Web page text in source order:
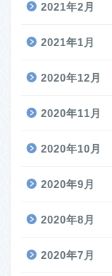
2021年2月
2021年1月
2020年12月
2020年11月
2020年10月
2020年9月
2020年8月
2020年7月